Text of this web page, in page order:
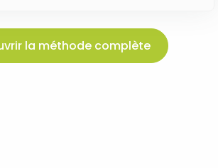
la méthode complète